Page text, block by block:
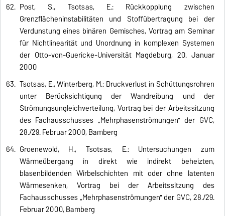
Post, S., Tsotsas, E.: Rückkopplung zwischen
Grenzflächeninstabilitäten und Stoffübertragung bei der
Verdunstung eines binären Gemisches, Vortrag am Seminar
für Nichtlinearität und Unordnung in komplexen Systemen
der Otto-von-Guericke-Universität Magdeburg, 20. Januar
2000
Tsotsas, E., Winterberg, M.: Druckverlust in Schüttungsrohren
unter Berücksichtigung der Wandreibung und der
Strömungsungleichverteilung, Vortrag bei der Arbeitssitzung
des Fachausschusses „Mehrphasenströmungen" der GVC,
28./29. Februar 2000, Bamberg
Groenewold, H., Tsotsas, E.: Untersuchungen zum
Wärmeübergang in direkt wie indirekt beheizten,
blasenbildenden Wirbelschichten mit oder ohne latenten
Wärmesenken, Vortrag bei der Arbeitssitzung des
Fachausschusses „Mehrphasenströmungen" der GVC, 28./29.
Februar 2000, Bamberg